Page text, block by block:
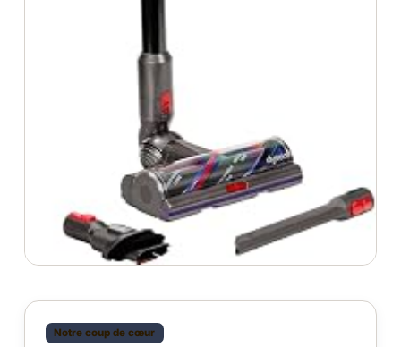
Notre coup de cœur